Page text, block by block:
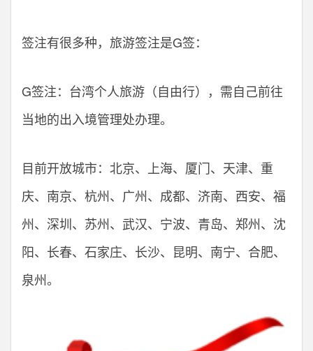
签注有很多种，旅游签注是G签：
G签注：台湾个人旅游（自由行），需自己前往
当地的出入境管理处办理。
目前开放城市：北京、上海、厦门、天津、重
庆、南京、杭州、广州、成都、济南、西安、福
州、深圳、苏州、武汉、宁波、青岛、郑州、沈
阳、长春、石家庄、长沙、昆明、南宁、合肥、
泉州。